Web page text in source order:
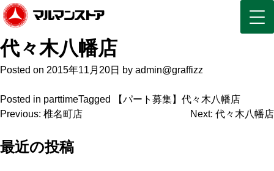
代々木八幡店
Posted on 2015年11月20日 by admin@graffizz
Posted in parttimeTagged 【パート募集】代々木八幡店
投
稿
Previous: 椎名町店 Next: 代々木八幡店
最近の投稿